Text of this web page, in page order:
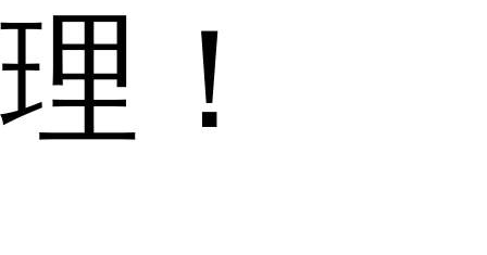
理！